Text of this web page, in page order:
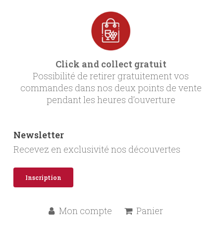
Click and collect gratuit
Possibilité de retirer gratuitement vos
commandes dans nos deux points de vente
pendant les heures d’ouverture
Newsletter
Recevez en exclusivité nos découvertes
Inscription
Mon compte Panier